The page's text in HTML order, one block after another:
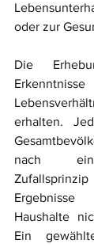
oder zur
Die
erhalten.
nach
Haushalte
Ein